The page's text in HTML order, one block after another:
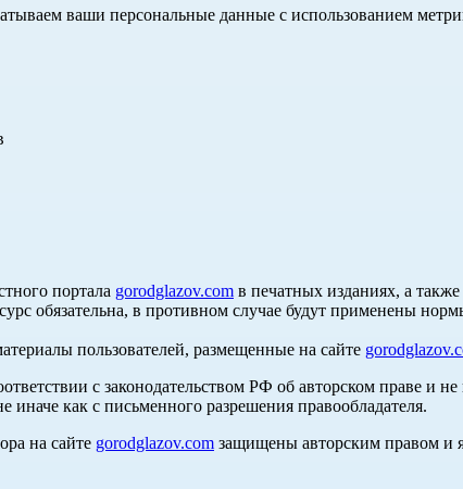
ваши персональные данные с использованием
портала gorodglazov.com в печатных изданиях, а
обязательна, в противном случае будут применены
пользователей, размещенные на сайте
с законодательством РФ об авторском праве
как с письменного разрешения правообладателя.
на сайте gorodglazov.com защищены авторским правом и